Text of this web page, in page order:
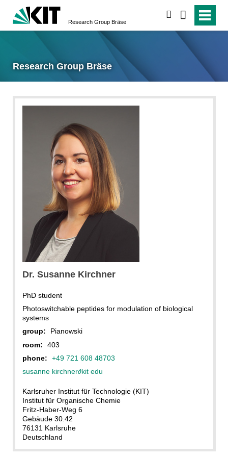
Research Group Bräse
Research Group Bräse
Dr. Susanne Kirchner
PhD student
Photoswitchable peptides for modulation of biological
systems
group:
Pianowski
room:
403
phone:
+49 721 608 48703
susanne kirchner∂kit edu
Karlsruher Institut für Technologie (KIT)
Institut für Organische Chemie
Fritz-Haber-Weg 6
Gebäude 30.42
76131 Karlsruhe
Deutschland